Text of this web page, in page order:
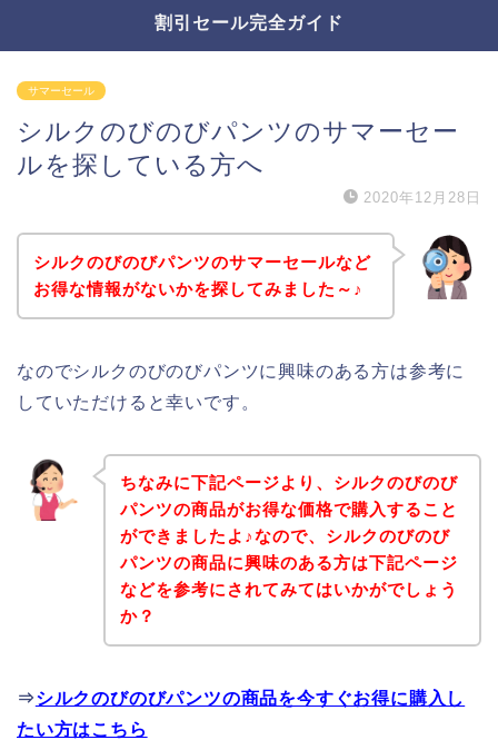
割引セール完全ガイド
サマーセール
シルクのびのびパンツのサマーセー
ルを探している方へ
2020年12月28日
シルクのびのびパンツのサマーセールなど
お得な情報がないかを探してみました～♪
なのでシルクのびのびパンツに興味のある方は参考に
していただけると幸いです。
ちなみに下記ページより、シルクのびのび
パンツの商品がお得な価格で購入すること
ができましたよ♪なので、シルクのびのび
パンツの商品に興味のある方は下記ページ
などを参考にされてみてはいかがでしょう
か？
⇒シルクのびのびパンツの商品を今すぐお得に購入し
たい方はこちら